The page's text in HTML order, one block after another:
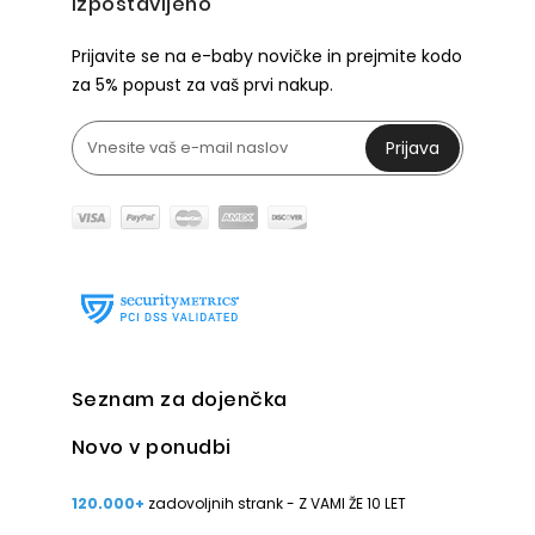
Prijavite se na e-baby novičke in prejmite kodo
za 5% popust za vaš prvi nakup.
Prijava
Seznam za dojenčka
Novo v ponudbi
120.000+ zadovoljnih strank - Z VAMI ŽE 10 LET